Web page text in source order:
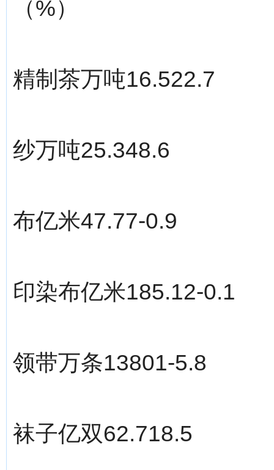
（%）
精制茶万吨16.522.7
纱万吨25.348.6
布亿米47.77-0.9
印染布亿米185.12-0.1
领带万条13801-5.8
袜子亿双62.718.5